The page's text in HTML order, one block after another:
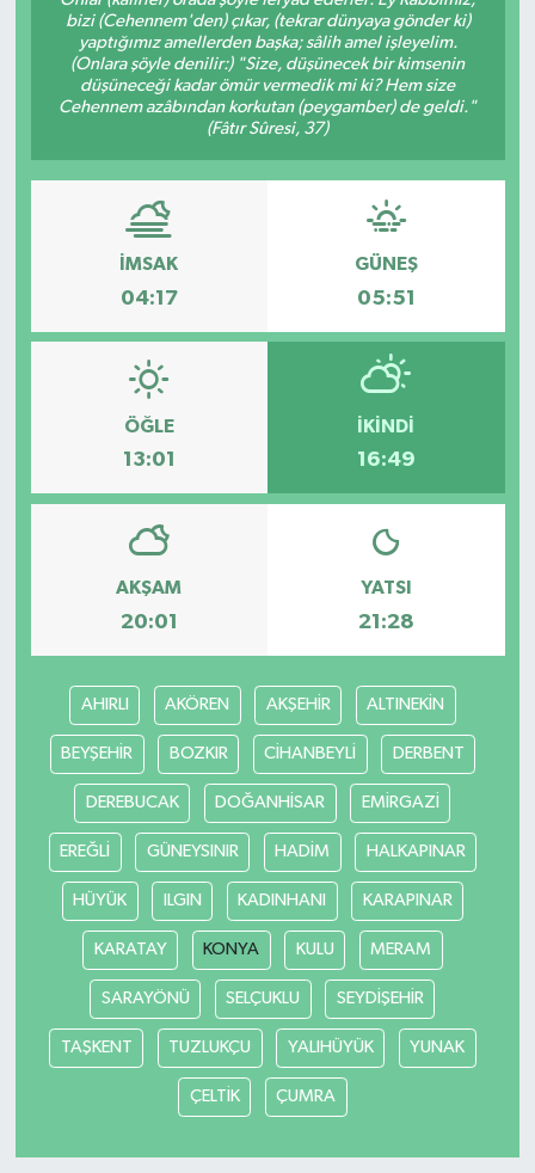
bizi (Cehennem'den) çıkar, (tekrar dünyaya gönder ki)
yaptığımız amellerden başka; sâlih amel işleyelim.
(Onlara şöyle denilir:) "Size, düşünecek bir kimsenin
düşüneceği kadar ömür vermedik mi ki? Hem size
Cehennem azâbından korkutan (peygamber) de geldi."
(Fâtır Sûresi, 37)
İMSAK
04:17
GÜNEŞ
05:51
ÖĞLE
13:01
İKINDI
16:49
AKŞAM
20:01
YATSI
21:28
AHIRLI AKÖREN AKŞEHİR ALTINEKİN
BEYŞEHİR BOZKIR CİHANBEYLİ DERBENT
DEREBUCAK DOĞANHİSAR EMİRGAZİ
EREĞLİ GÜNEYSINIR HADİM HALKAPINAR
HÜYÜK ILGIN KADINHANI KARAPINAR
KARATAY KONYA KULU MERAM
SARAYÖNÜ SELÇUKLU SEYDİŞEHİR
TAŞKENT TUZLUKÇU YALIHÜYÜK YUNAK
ÇELTİK ÇUMRA
Haberde İnsan
Kültür Sanat
Magazin
Manşet Altı
Manşetler
Resmi İlan
SürManşet
Teknoloji
Yaşam
KAHRAMANMARAŞ